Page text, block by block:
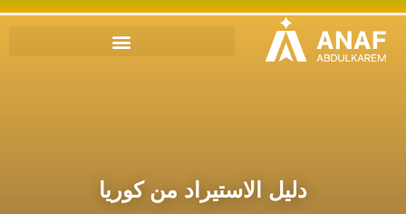
دليل الاستيراد من كوريا